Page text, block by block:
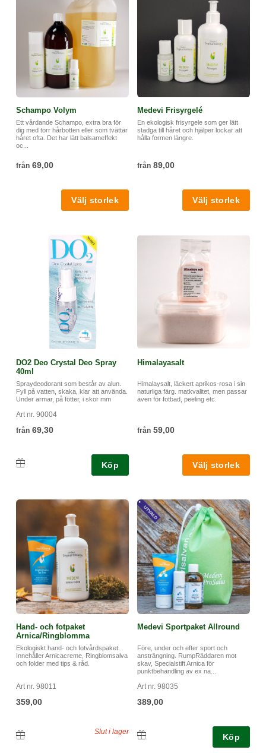
Schampo Volym
Ett vårdande Schampo, extra bra för
dig med torr hårbotten eller som tvättar
håret ofta. Det har lätt balsameffekt
oc...
från 69,00
Medevi Frisyrgelé
En ekologisk frisyrgele som ger lätt
stadga till håret och hjälper lockar att
hålla formen längre.
från 89,00
DO2 Deo Crystal Deo Spray
40ml
Spraydeodorant som består av alun.
Fyll på vatten, skaka, klar att använda.
Under armar, på fötter, i skor mm
Art nr. 90004
från 69,30
Köp
Himalayasalt
Himalaysalt, läckert aprikos-rosa i sin
naturliga färg. matkvalitet, men passar
även för fotbad, peeling etc.
från 59,00
Hand- och fotpaket
Arnica/Ringblomma
Ekologiskt hand- och fotvårdspaket.
Innehåller Arnicacreme, Ringblomsalva
och folder med tips & råd.
Art nr. 98011
359,00
Slut i lager
Medevi Sportpaket Allround
Före, under och efter sport och
ansträngning. RumpRäddaren mot
skav, Specialstift Arnica för
punktbehandling av ex na...
Art nr. 98035
389,00
Köp